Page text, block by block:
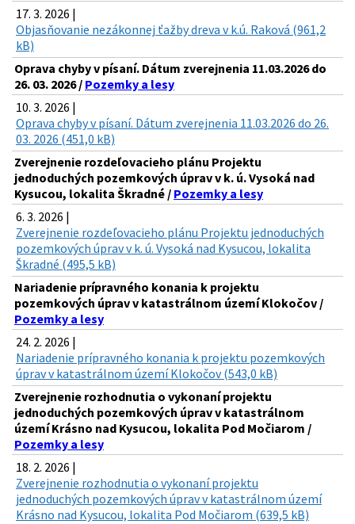
17. 3. 2026 |
Objasňovanie nezákonnej ťažby dreva v k.ú. Raková (961,2
kB)
Oprava chyby v písaní. Dátum zverejnenia 11.03.2026 do
26. 03. 2026 / Pozemky a lesy
10. 3. 2026 |
Oprava chyby v písaní. Dátum zverejnenia 11.03.2026 do 26.
03. 2026 (451,0 kB)
Zverejnenie rozdeľovacieho plánu Projektu
jednoduchých pozemkových úprav v k. ú. Vysoká nad
Kysucou, lokalita Škradné / Pozemky a lesy
6. 3. 2026 |
Zverejnenie rozdeľovacieho plánu Projektu jednoduchých
pozemkových úprav v k. ú. Vysoká nad Kysucou, lokalita
Škradné (495,5 kB)
Nariadenie prípravného konania k projektu
pozemkových úprav v katastrálnom území Klokočov /
Pozemky a lesy
24. 2. 2026 |
Nariadenie prípravného konania k projektu pozemkových
úprav v katastrálnom území Klokočov (543,0 kB)
Zverejnenie rozhodnutia o vykonaní projektu
jednoduchých pozemkových úprav v katastrálnom
území Krásno nad Kysucou, lokalita Pod Močiarom /
Pozemky a lesy
18. 2. 2026 |
Zverejnenie rozhodnutia o vykonaní projektu
jednoduchých pozemkových úprav v katastrálnom území
Krásno nad Kysucou, lokalita Pod Močiarom (639,5 kB)